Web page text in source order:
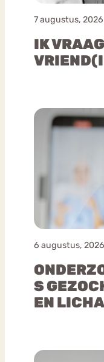
7 augustus, 2026
IK
6 augustus, 2026
S
EN